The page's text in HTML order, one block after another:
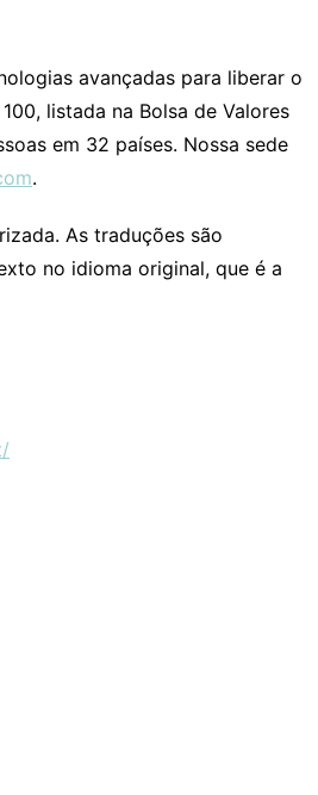
avançadas para liberar o
listada na Bolsa de Valores
em 32 países. Nossa sede
.
As traduções são
no idioma original, que é a